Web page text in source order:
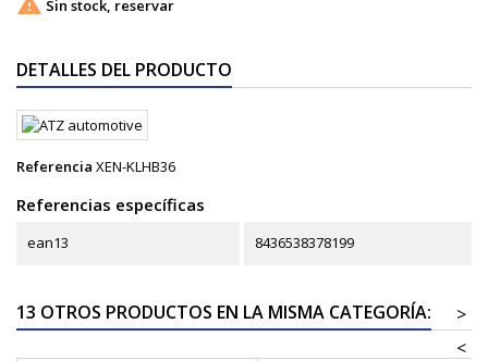
Sin stock, reservar
DETALLES DEL PRODUCTO
Referencia XEN-KLHB36
Referencias específicas
ean13 8436538378199
13 OTROS PRODUCTOS EN LA MISMA CATEGORÍA:
>
<